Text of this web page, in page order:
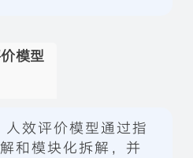
模型
人效评价模型通过指
和模块化拆解，并